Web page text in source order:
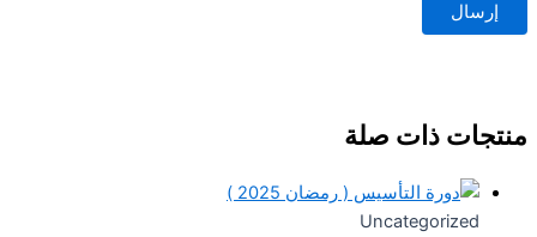
ذات صلة
Uncategorized